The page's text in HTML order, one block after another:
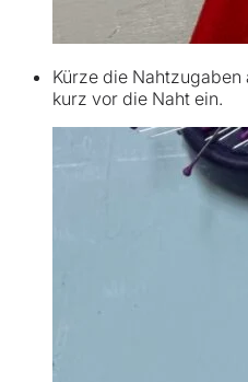
Kürze die
kurz vor die Naht ein.